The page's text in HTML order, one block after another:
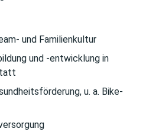
und Familienkultur
und -entwicklung in
u. a. Bike-